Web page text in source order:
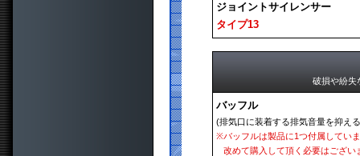
ジョイントサイレンサー
タイプ13
破損や紛失
バッフル
(排気口に装着する排気音量を抑え
※バッフルは製品に1つ付属してい
改めて購入して頂く必要はござい